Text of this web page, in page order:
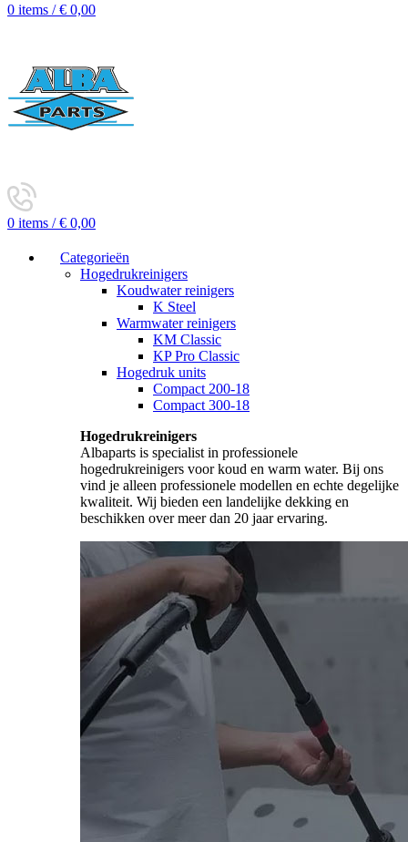
0 items / € 0,00
0 items / € 0,00
Categorieën
Hogedrukreinigers
Koudwater reinigers
K Steel
Warmwater reinigers
KM Classic
KP Pro Classic
Hogedruk units
Compact 200-18
Compact 300-18
Hogedrukreinigers
Albaparts is specialist in professionele
hogedrukreinigers voor koud en warm water. Bij ons
vind je alleen professionele modellen en echte degelijke
kwaliteit. Wij bieden een landelijke dekking en
beschikken over meer dan 20 jaar ervaring.